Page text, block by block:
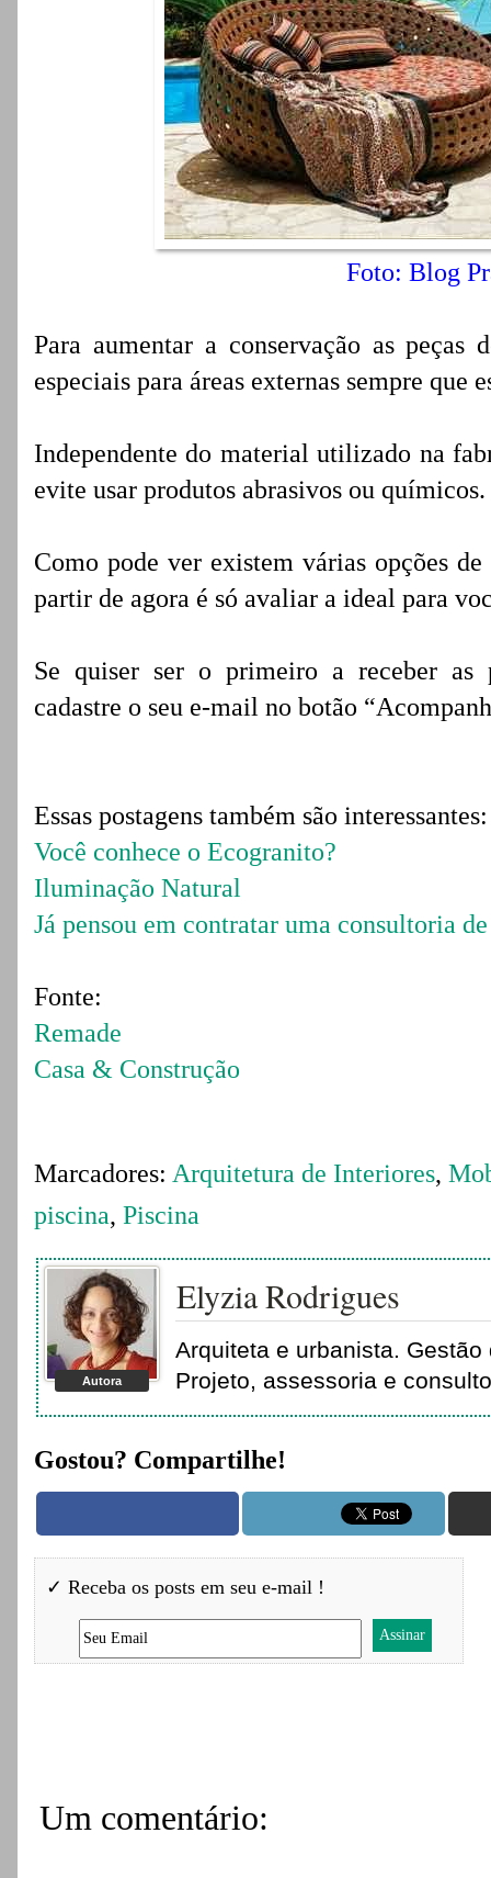
Foto: Blog
Para aumentar a conservação as peças
especiais para áreas externas sempre que
Independente do material utilizado na
evite usar produtos abrasivos ou químicos.
Como pode ver existem várias opções
partir de agora é só avaliar a ideal para
Se quiser ser o primeiro a receber as
cadastre o seu e-mail no botão
Essas postagens também são interessantes:
Você conhece o Ecogranito?
Iluminação Natural
Já pensou em contratar uma consultoria
Fonte:
Remade
Casa & Construção
Marcadores: Arquitetura de Interiores,
piscina, Piscina
Autora
Elyzia Rodrigues
Arquiteta e urbanista.
Projeto, assessoria e
Gostou? Compartilhe!
✓ Receba os posts em seu e-mail !
Um comentário: